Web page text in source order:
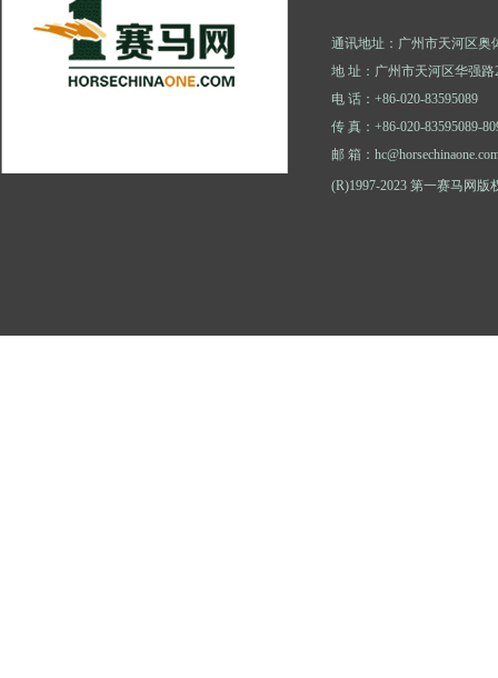
通讯地址：广州市天河区奥
地 址：广州市天河区华强路
电 话：+86-020-83595089
传 真：+86-020-83595089-
邮 箱：
(R)1997-2023 第一赛马网版